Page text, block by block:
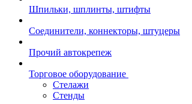
Шпильки, шплинты, штифты
Соединители, коннекторы, штуцеры
Прочий автокрепеж
Торговое оборудование
Стелажи
Стенды